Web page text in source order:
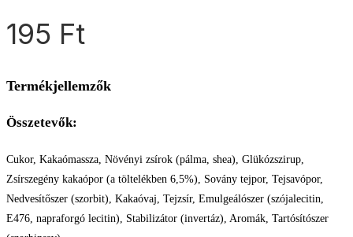
195 Ft
Termékjellemzők
Összetevők:
Cukor, Kakaómassza, Növényi zsírok (pálma, shea), Glükózszirup,
Zsírszegény kakaópor (a töltelékben 6,5%), Sovány tejpor, Tejsavópor,
Nedvesítőszer (szorbit), Kakaóvaj, Tejzsír, Emulgeálószer (szójalecitin,
E476, napraforgó lecitin), Stabilizátor (invertáz), Aromák, Tartósítószer